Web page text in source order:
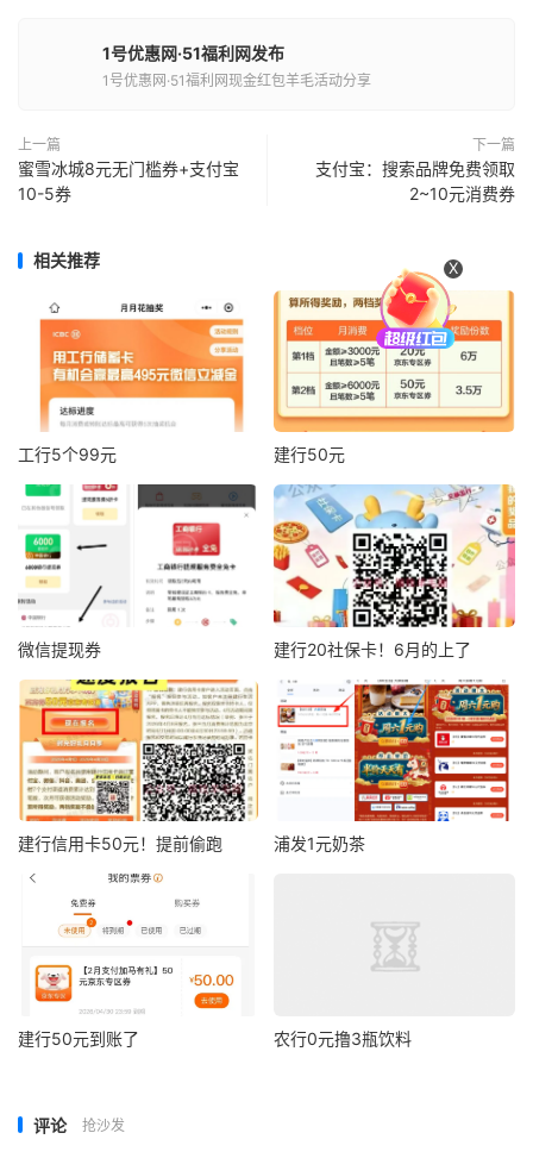
1号优惠网·51福利网发布
1号优惠网·51福利网现金红包羊毛活动分享
上一篇
蜜雪冰城8元无门槛券+支付宝
10-5券
下一篇
支付宝：搜索品牌免费领取
2~10元消费券
相关推荐
工行5个99元 建行50元
微信提现券 建行20社保卡！6月的上了
建行信用卡50元！提前偷跑 浦发1元奶茶
建行50元到账了 农行0元撸3瓶饮料
评论 抢沙发
X